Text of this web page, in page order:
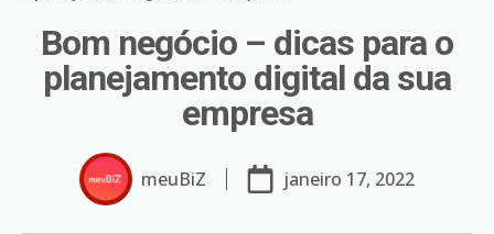
Bom negócio – dicas para o
planejamento digital da sua
empresa
meuBiZ janeiro 17, 2022